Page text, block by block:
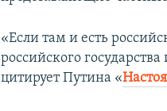
«Если там и есть
российского
цитирует Путина «